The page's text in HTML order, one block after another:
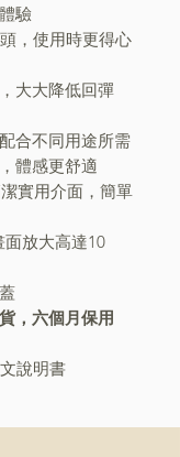
驗
，使用時更得心
大大降低回彈
合不同用途所需
體感更舒適
實用介面，簡單
面放大高達10
，六個月保用
說明書